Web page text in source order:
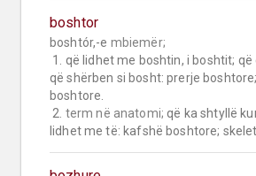
boshtor
boshtór,-e mbiemër;
që shërben si bosht: prerje
boshtore.
2. term në anatomi; që ka shtyllë
lidhet me të: kafshë boshtore;